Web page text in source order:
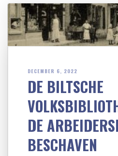
DECEMBER 6, 2022
DE BILTSCHE
DE
BESCHAVEN